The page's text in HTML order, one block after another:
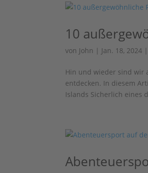
10
von John | Jan. 18, 2024
Hin und wieder sind wir
entdecken. In diesem
Islands Sicherlich eines